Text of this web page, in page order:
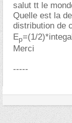
salut tt le
Quelle est la
distribution de
Ep=(1/
Merci
-----